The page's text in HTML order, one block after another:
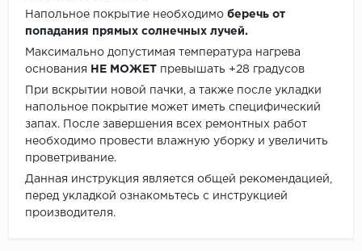
Напольное покрытие необходимо беречь от
попадания прямых солнечных лучей.
Максимально допустимая температура нагрева
основания
НЕ МОЖЕТ превышать +28 градусов
При вскрытии новой пачки, а также после укладки
напольное покрытие может иметь специфический
запах. После завершения всех ремонтных работ
необходимо провести влажную уборку и увеличить
проветривание.
Данная инструкция является общей рекомендацией,
перед укладкой ознакомьтесь с инструкцией
производителя.